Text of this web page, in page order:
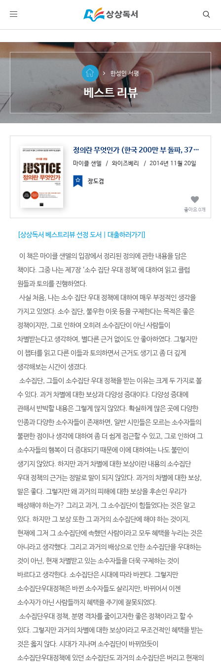
한성인 서평
베스트 리뷰
정의란 무엇인가 (한국 200만 부 돌파, 37개국에서 출간된 세계적 베스트셀러,새로운 시대, 새로운 정의)
마이클 샌델 와이즈베리 2014년 11월 20일
장도겸
좋아요0개
[상상독서 베스트리뷰 선정 도서 | 대출하러가기]
이 책은 마이클 샌델의 입장에서 정리된 정의에 관한 내용을 담은
책이다. 그중 나는 제7장 ‘소수 집단 우대 정책’에 대하여 읽고 클럽
원들과 토의를 진행하였다.
사실 처음, 나는 소수 집단 우대 정책에 대하여 매우 부정적인 생각을
가지고 있었다. 소수 집단, 불우한 이웃 등을 구제한다는 목적은 좋은
정책이지만, 그로 인하여 오히려 소수집단이 아닌 사람들이
차별받는다고 생각하여, 별다른 근거 없이도 안 좋아하였다. 그렇지만
이 챕터를 읽고 다른 이들과 토의하면서 근거도 생기고 좀 더 깊게
생각해보는 시간이 생겼다.
소수집단, 그들이 소수집단 우대 정책을 받는 이유는 크게 두 가지로 볼
수 있다. 과거 차별에 대한 보상과 다양성 증대이다. 다양성 증대에
관해서 반박할 내용은 그렇게 많지 않았다. 확실하게 많은 곳에 다양한
인종과 다양한 소수자들이 존재하면, 일반 시민들은 모르는 소수자들의
불편한 점이나 생각에 대하여 좀 더 쉽게 접근할 수 있고, 그로 인하여 그
소수자들의 행복이 더 증대되기 때문에 이에 대하여는 나도 불만이
생기지 않았다. 하지만 과거 차별에 대한 보상이란 내용의 소수집단
우대 정책의 근거는 정말로 말이 되지 않았다. 과거의 차별에 대한 보상,
말은 좋다. 그렇지만 왜 과거의 피해에 대한 보상을 후손인 우리가
배상해야 하는가? 그리고 과거, 그 소수집단이 힘들었다는 것은 알고
있다. 하지만 그 보상 또한 그 과거의 소수집단에 해야 하는 것이지,
현재에 그저 그 소수집단에 속했던 사람이라고 모두 혜택을 누리는 것은
아니라고 생각했다. 그리고 과거의 배상으로 인한 소수집단을 우대하는
것이 아닌, 현재 차별받고 있는 소수자들을 더욱 구제하는 것이
바르다고 생각한다. 소수집단은 시대에 따라 바뀐다. 그렇지만
소수집단우대정책은 바뀐 소수자들도 살리지만, 바뀌어서 이젠
소수자가 아닌 사람들까지 혜택을 주기에 잘못되었다.
소수집단우대 정책, 분명 격차를 줄이고자한 좋은 정책이라고 할 수
있다. 그렇지만 과거의 차별에 대한 보상이라고 무조건적인 혜택을 받는
것은 옳지 않다. 시대가 지나며 소수집단이 바뀌었듯이
소수집단우대정책에 있던 소수집단도 과거의 소수집단은 버리고 현재의